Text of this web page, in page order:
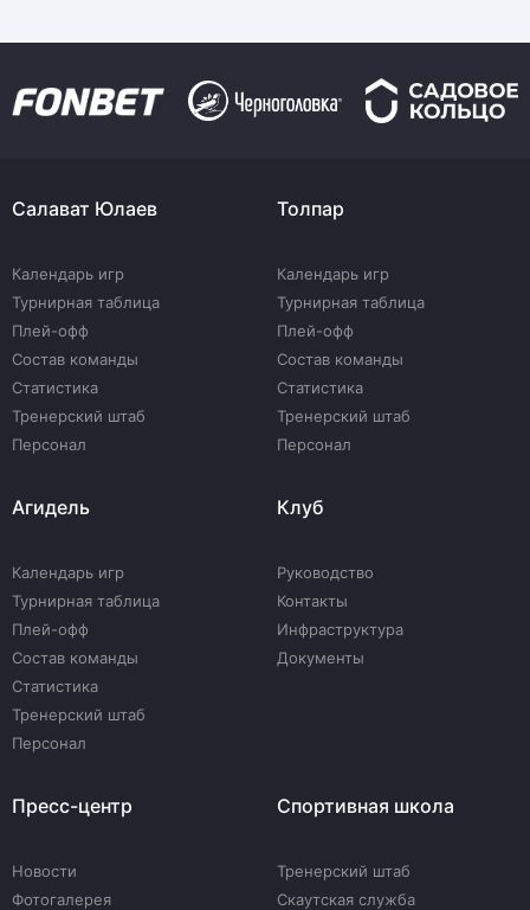
Салават Юлаев
Календарь игр
Турнирная таблица
Плей-офф
Состав команды
Статистика
Тренерский штаб
Персонал
Толпар
Календарь игр
Турнирная таблица
Плей-офф
Состав команды
Статистика
Тренерский штаб
Персонал
Агидель
Календарь игр
Турнирная таблица
Плей-офф
Состав команды
Статистика
Тренерский штаб
Персонал
Клуб
Руководство
Контакты
Инфраструктура
Документы
Пресс-центр
Новости
Фотогалерея
Спортивная школа
Тренерский штаб
Скаутская служба